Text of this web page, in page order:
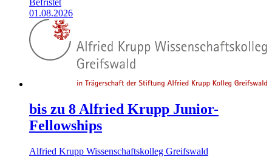
01.08.2026
bis zu 8 Alfried Krupp Junior-
Fellowships
Alfried Krupp Wissenschaftskolleg Greifswald